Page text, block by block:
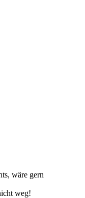
wäre gern
weg!